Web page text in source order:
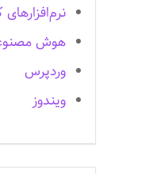
نرم‌افزارهای
هوش
وردپرس
ویندوز